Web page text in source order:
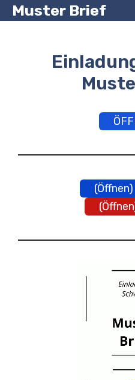
Zum
InhaltMuster Brief
(Öffnen)